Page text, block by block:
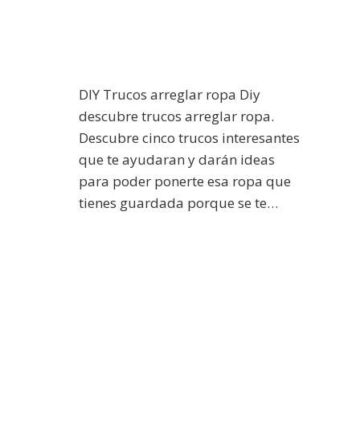
DIY Trucos arreglar ropa Diy
descubre trucos arreglar ropa.
Descubre cinco trucos interesantes
que te ayudaran y darán ideas
para poder ponerte esa ropa que
tienes guardada porque se te…